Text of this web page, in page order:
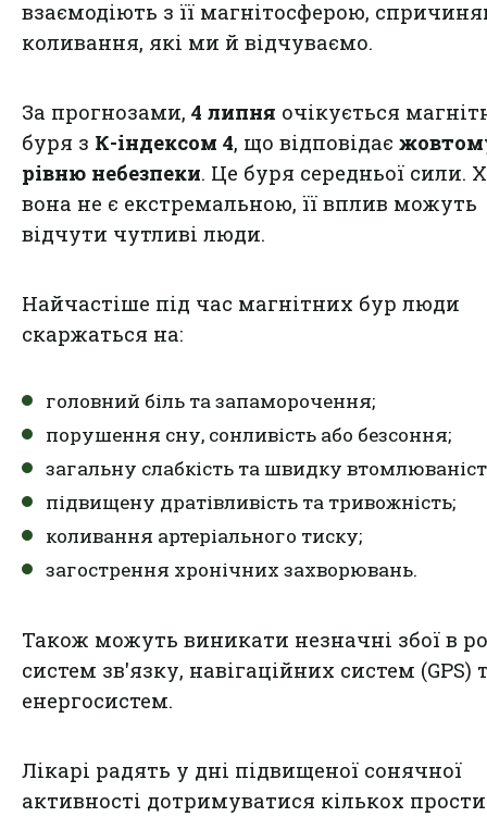
взаємодіють з її магнітосферою,
коливання, які ми й відчуваємо.
За прогнозами, 4 липня очікується
буря з К-індексом 4, що відповідає
рівню небезпеки. Це буря середньої сили.
вона не є екстремальною, її вплив можуть
відчути чутливі люди.
Найчастіше під час магнітних бур люди
скаржаться на:
головний біль та запаморочення;
порушення сну, сонливість або безсоння;
загальну слабкість та швидку
підвищену дратівливість та тривожність;
коливання артеріального тиску;
загострення хронічних захворювань.
Також можуть виникати незначні збої в
систем зв'язку, навігаційних систем (GPS)
енергосистем.
Лікарі радять у дні підвищеної сонячної
активності дотримуватися кількох